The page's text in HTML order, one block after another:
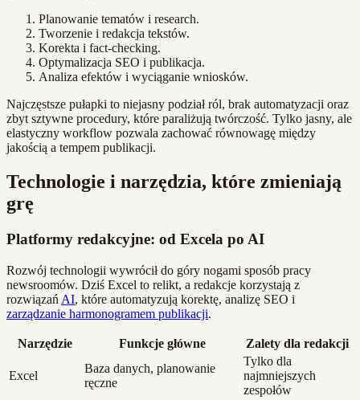
Planowanie tematów i research.
Tworzenie i redakcja tekstów.
Korekta i fact-checking.
Optymalizacja SEO i publikacja.
Analiza efektów i wyciąganie wniosków.
Najczęstsze pułapki to niejasny podział ról, brak automatyzacji oraz
zbyt sztywne procedury, które paraliżują twórczość. Tylko jasny, ale
elastyczny workflow pozwala zachować równowagę między
jakością a tempem publikacji.
Technologie i narzędzia, które zmieniają
grę
Platformy redakcyjne: od Excela po AI
Rozwój technologii wywrócił do góry nogami sposób pracy
newsroomów. Dziś Excel to relikt, a redakcje korzystają z
rozwiązań AI, które automatyzują korektę, analizę SEO i
zarządzanie harmonogramem publikacji.
Narzędzie Funkcje główne Zalety dla redakcji
Excel
Baza danych, planowanie
ręczne
Tylko dla
najmniejszych
zespołów